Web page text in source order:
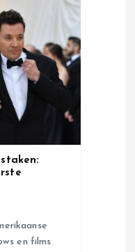
en films